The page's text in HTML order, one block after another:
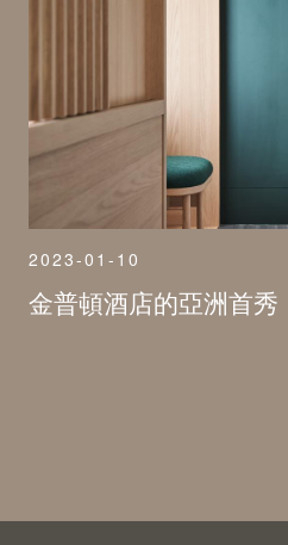
2023-01-10
金普頓酒店的亞洲首秀